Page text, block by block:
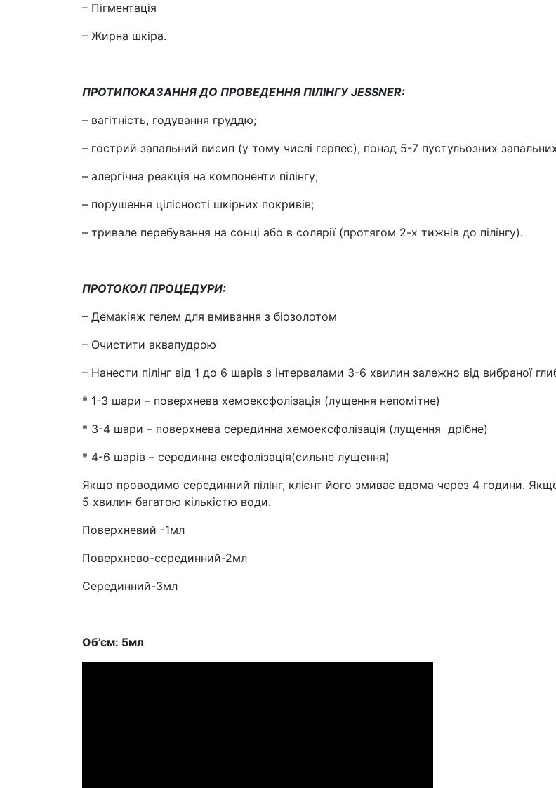
– Пігментація
– Жирна шкіра.
ПРОТИПОКАЗАННЯ ДО ПРОВЕДЕННЯ ПІЛІНГУ JESSNER:
– вагітність, годування груддю;
– гострий запальний висип (у тому числі герпес), понад 5-7 пустульозних
– алергічна реакція на компоненти пілінгу;
– порушення цілісності шкірних покривів;
– тривале перебування на сонці або в солярії (протягом 2-х тижнів до пілінгу).
ПРОТОКОЛ ПРОЦЕДУРИ:
– Демакіяж гелем для вмивання з біозолотом
– Очистити аквапудрою
– Нанести пілінг від 1 до 6 шарів з інтервалами 3-6 хвилин залежно від вибраної
* 1-3 шари – поверхнева хемоексфолізація (лущення непомітне)
* 3-4 шари – поверхнева серединна хемоексфолізація (лущення дрібне)
* 4-6 шарів – серединна ексфолізація(сильне лущення)
Якщо проводимо серединний пілінг, клієнт його змиває вдома через 4 години.
5 хвилин багатою кількістю води.
Поверхневий -1мл
Поверхнево-серединний-2мл
Серединний-3мл
Об’єм: 5мл